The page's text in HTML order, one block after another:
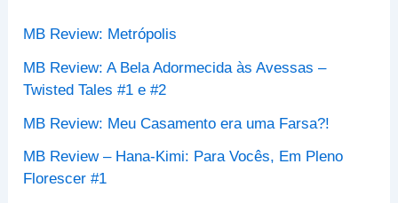
o
:
MB Review: Metrópolis
MB Review: A Bela Adormecida às Avessas –
Twisted Tales #1 e #2
MB Review: Meu Casamento era uma Farsa?!
MB Review – Hana-Kimi: Para Vocês, Em Pleno
Florescer #1